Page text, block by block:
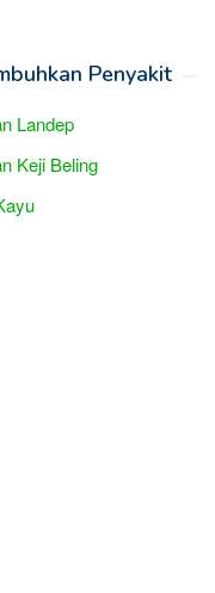
Penyakit
Landep
Keji Beling